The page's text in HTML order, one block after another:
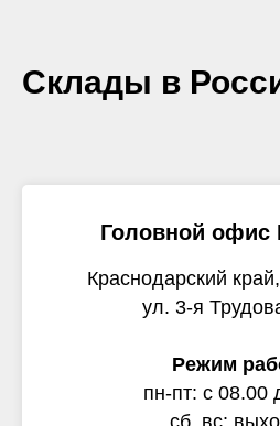
Склады в
Головной офис
Краснодарский
ул. 3-я
Режим
пн-пт: с 08.00
сб, вс: